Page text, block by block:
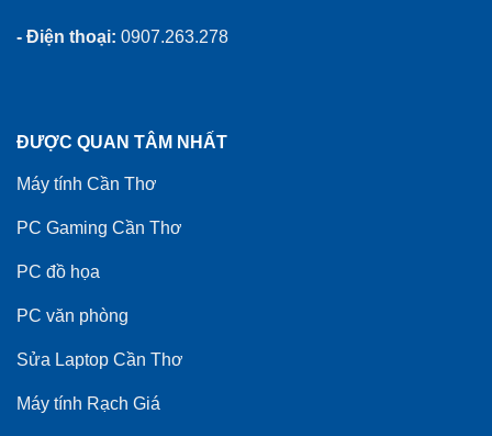
- Điện thoại: 0907.263.278
ĐƯỢC QUAN TÂM NHẤT
Máy tính Cần Thơ
PC Gaming Cần Thơ
PC đồ họa
PC văn phòng
Sửa Laptop Cần Thơ
Máy tính Rạch Giá